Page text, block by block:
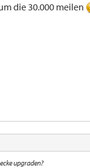
die 30.000 meilen
upgraden?